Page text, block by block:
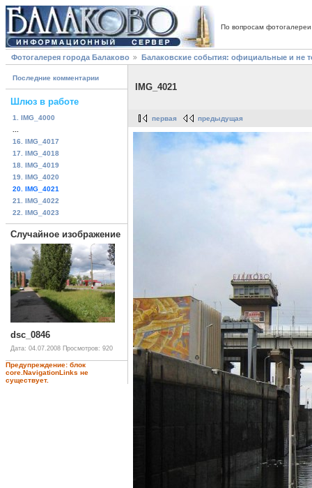
По вопросам
Фотогалерея города Балаково Балаковские события: официальные и не
Последние комментарии
Шлюз в работе
1. IMG_4000
16. IMG_4017
17. IMG_4018
18. IMG_4019
19. IMG_4020
20. IMG_4021
21. IMG_4022
22. IMG_4023
Случайное изображение
dsc_0846
Дата: 04.07.2008 Просмотров: 920
Предупреждение: блок
core.NavigationLinks не
существует.
IMG_4021
первая предыдущая